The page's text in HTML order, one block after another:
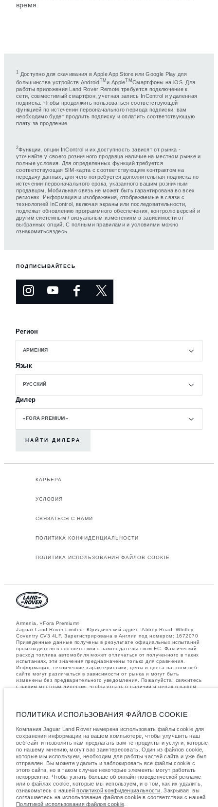
время.
1
Доступно для скачивания в Apple App Store или Google Play для
большинства устройств AndroidТМи AppleТМСмартфоны на iOS. Для
работы приложения Land Rover Remote требуется подключение к
сети, совместимый смартфон, учетная запись InControl и удаленная
подписка. Чтобы продолжить пользоваться соответствующей
функцией по истечении первоначального периода подписки, вам
необходимо будет продлить подписку и оплатить соответствующую
плату за продление.
2Функции, опции InControl и их доступность зависят от рынка -
уточняйте у своего розничного продавца наличие на местном рынке и
полные условия. Для определенных функций требуется
соответствующая SIM-карта с соответствующим контрактом на
передачу данных, для чего потребуется дополнительная подписка по
истечении первоначального срока, указанного вашим розничным
продавцом. Мобильная связь не может быть гарантирована во всех
регионах. Информация и изображения, отображаемые в связи с
технологией InControl, включая экраны или последовательности,
подлежат обновлению программного обеспечения, контролю версий и
другим системным / визуальным изменениям в зависимости от
выбранных опций. С полными правилами и условиями можно
ознакомитьсяздесь
ПОДПИСЫВАЙТЕСЬ
Регион
АРМЕНИЯ
Язык
РУССКИЙ
Дилер
«FORA PREMIUM»
НАЙТИ ДИЛЕРА
КАРЬЕРА
УСЛОВИЯ
СВЯЗАТЬСЯ С НАМИ
ПОЛИТИКА КОНФИДЕНЦИАЛЬНОСТИ
ПОЛИТИКА ИСПОЛЬЗОВАНИЯ ФАЙЛОВ COOKIE
Armenia, «Fora Premium»
Jaguar Land Rover Limited: Юридический адрес: Abbey Road, Whitley,
Coventry CV3 4LF. Зарегистрирована в Англии под номером: 1672070
Приведенные данные получены в результате официальных испытаний
производителя в соответствии с законодательством ЕС. Фактический
расход топлива автомобиля может отличаться от полученного в таких
испытаниях, эти значения предназначены только для сравнения.
Информация, технические характеристики, цены и цвета на этом веб-
сайте могут различаться в зависимости от рынка и могут быть
изменены без предварительного уведомления. Пожалуйста, свяжитесь
с вашим местным дилером, чтобы узнать о наличии и ценах в вашем
комплектации. Аксессуары и другие элементы, установленные после
процесса производства автомобиля, влияют на полезную нагрузку.
максимальные нагрузки на оси не были превышены, когда к массе
самого автомобиля добавляется совокупный вес установленных
аксессуаров, пассажиров, рабочих жидкостей, топлива, а также
полезная нагрузка.
важное примечание в отношений изображений и спецификаций.В
настоящее время в мире наблюдается дефицит полупроводников,
который оказывает влияние на спецификации производимых
транспортных средств, доступность опционального оборудования и
сроки производства. Ситуация меняется очень быстро. Поэтому
используемые на сайте изображения могут не в полной мере
соответствовать доступным особенностям, опциям, комплектациям и
ПОЛИТИКА ИСПОЛЬЗОВАНИЯ ФАЙЛОВ COOKIE
Компания Jaguar Land Rover намерена использовать файлы cookie для
сохранения информации на вашем компьютере, чтобы улучшить наш
веб-сайт и позволить нам предлагать вам те продукты и услуги, которые,
по нашему мнению, могут вас заинтересовать. Один из файлов cookie,
которые мы используем, необходим для работы частей сайта и уже был
отправлен. Вы можете удалить и заблокировать все файлы cookie с
этого сайта, но в таком случае некоторые элементы могут работать
некорректно. Чтобы узнать больше об онлайн-поведенческой рекламе
или о файлах cookie, которые мы используем, и о том, как их удалить,
ознакомьтесь с нашейполитикой конфиденциальности . Закрывая, вы
соглашаетесь на использование файлов cookie в соответствии с нашей
Политикой использования файлов cookie